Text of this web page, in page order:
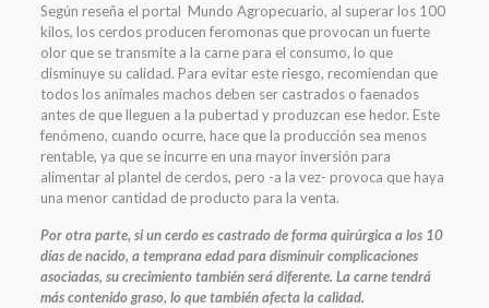
Según reseña el portal Mundo Agropecuario, al superar los 100
kilos, los cerdos producen feromonas que provocan un fuerte
olor que se transmite a la carne para el consumo, lo que
disminuye su calidad. Para evitar este riesgo, recomiendan que
todos los animales machos deben ser castrados o faenados
antes de que lleguen a la pubertad y produzcan ese hedor. Este
fenómeno, cuando ocurre, hace que la producción sea menos
rentable, ya que se incurre en una mayor inversión para
alimentar al plantel de cerdos, pero -a la vez- provoca que haya
una menor cantidad de producto para la venta.
Por otra parte, si un cerdo es castrado de forma quirúrgica a los 10
días de nacido, a temprana edad para disminuir complicaciones
asociadas, su crecimiento también será diferente. La carne tendrá
más contenido graso, lo que también afecta la calidad.